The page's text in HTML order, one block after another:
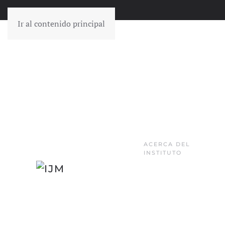
Ir al contenido principal
ACERCA DEL
INSTITUTO